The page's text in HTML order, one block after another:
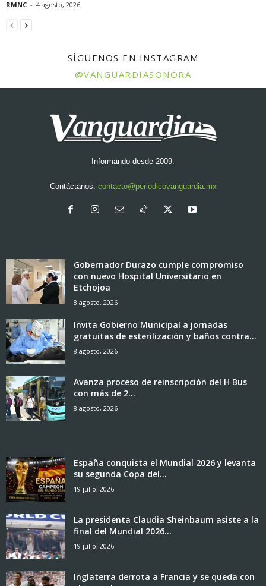
RMNC - 4 agosto, 2026
SÍGUENOS EN INSTAGRAM
@VANGUARDIASONORA
Informando desde 2009.
Contáctanos: contacto@periodicovanguardia.mx
Gobernador Durazo cumple compromiso
con nuevo Hospital Universitario en
Etchojoa
8 agosto, 2026
Invita Gobierno Municipal a jornadas
gratuitas de esterilización y baños contra...
8 agosto, 2026
Avanza proceso de reinscripción del H Bus
con más de 2...
8 agosto, 2026
España conquista el Mundial 2026 y levanta
su segunda Copa del...
19 julio, 2026
La presidenta Claudia Sheinbaum asiste a la
final del Mundial 2026...
19 julio, 2026
Inglaterra derrota a Francia y se queda con